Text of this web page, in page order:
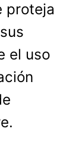
proteja
el uso